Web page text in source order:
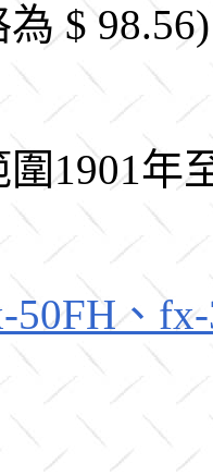
$ 98.56)
1901年
50FH、